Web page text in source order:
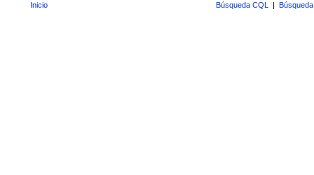
Inicio Búsqueda CQL